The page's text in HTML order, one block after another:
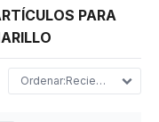
PARA
Recientes